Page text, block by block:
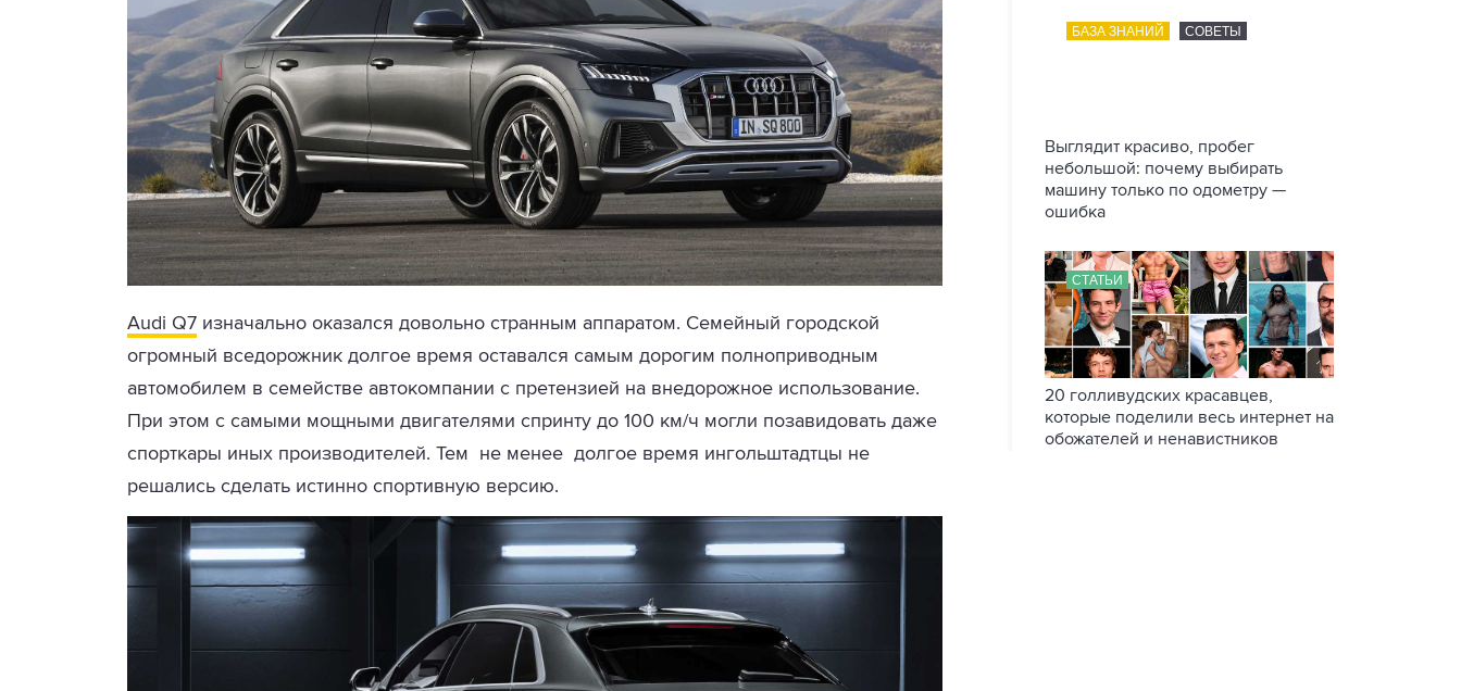
Audi Q7 изначально оказался довольно странным аппаратом. Семейный городской
огромный вседорожник долгое время оставался самым дорогим полноприводным
автомобилем в семействе автокомпании с претензией на внедорожное использование.
При этом с самыми мощными двигателями спринту до 100 км/ч могли позавидовать даже
спорткары иных производителей. Тем не менее долгое время ингольштадтцы не
решались сделать истинно спортивную версию.
БАЗА ЗНАНИЙ СОВЕТЫ
Выглядит красиво, пробег
небольшой: почему выбирать
машину только по одометру —
ошибка
СТАТЬИ
20 голливудских красавцев,
которые поделили весь интернет на
обожателей и ненавистников